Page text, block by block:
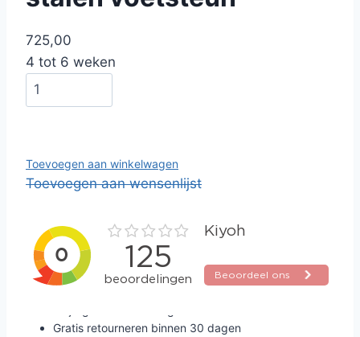
725,00
4 tot 6 weken
Toevoegen aan winkelwagen
Toevoegen aan wensenlijst
Gratis retourneren binnen 30 dagen